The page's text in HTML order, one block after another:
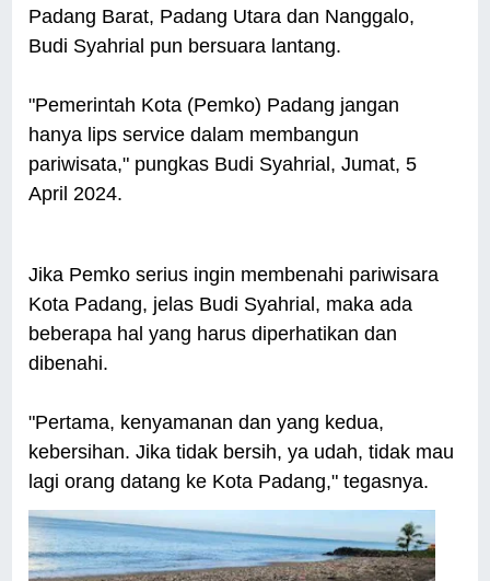
Padang Barat, Padang Utara dan Nanggalo,
Budi Syahrial pun bersuara lantang.
"Pemerintah Kota (Pemko) Padang jangan
hanya lips service dalam membangun
pariwisata," pungkas Budi Syahrial, Jumat, 5
April 2024.
Jika Pemko serius ingin membenahi pariwisara
Kota Padang, jelas Budi Syahrial, maka ada
beberapa hal yang harus diperhatikan dan
dibenahi.
"Pertama, kenyamanan dan yang kedua,
kebersihan. Jika tidak bersih, ya udah, tidak mau
lagi orang datang ke Kota Padang," tegasnya.